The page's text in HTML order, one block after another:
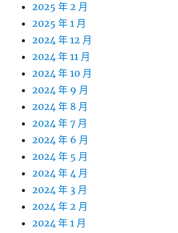
2025 年 2 月
2025 年 1 月
2024 年 12 月
2024 年 11 月
2024 年 10 月
2024 年 9 月
2024 年 8 月
2024 年 7 月
2024 年 6 月
2024 年 5 月
2024 年 4 月
2024 年 3 月
2024 年 2 月
2024 年 1 月